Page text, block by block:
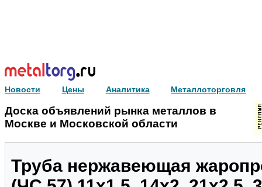
Новости Цены Аналитика Металлоторговля
Доска объявлений рынка металлов в
Москве и Московской области
Труба нержавеющая